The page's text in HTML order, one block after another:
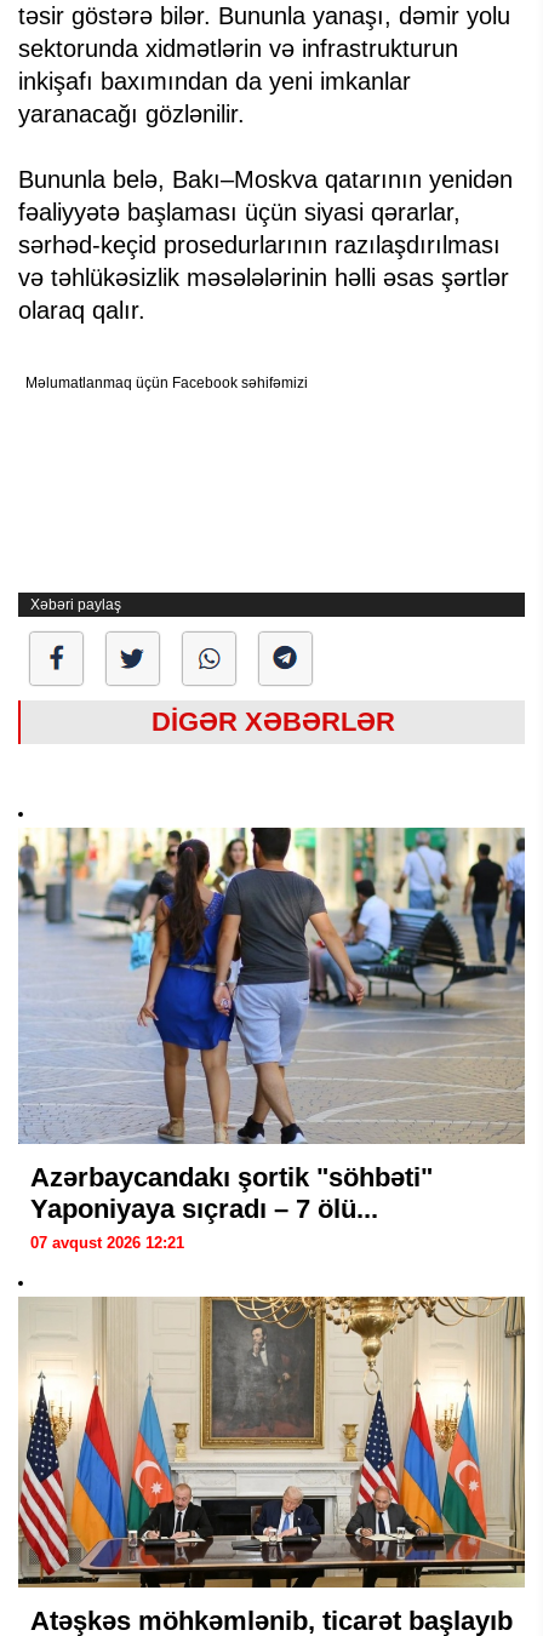
təsir göstərə bilər. Bununla yanaşı, dəmir yolu
sektorunda xidmətlərin və infrastrukturun
inkişafı baxımından da yeni imkanlar
yaranacağı gözlənilir.
Bununla belə, Bakı–Moskva qatarının yenidən
fəaliyyətə başlaması üçün siyasi qərarlar,
sərhəd-keçid prosedurlarının razılaşdırılması
və təhlükəsizlik məsələlərinin həlli əsas şərtlər
olaraq qalır.
Məlumatlanmaq üçün Facebook səhifəmizi
Xəbəri paylaş
DİGƏR XƏBƏRLƏR
Azərbaycandakı şortik "söhbəti"
Yaponiyaya sıçradı – 7 ölü...
07 avqust 2026 12:21
Atəşkəs möhkəmlənib, ticarət başlayıb